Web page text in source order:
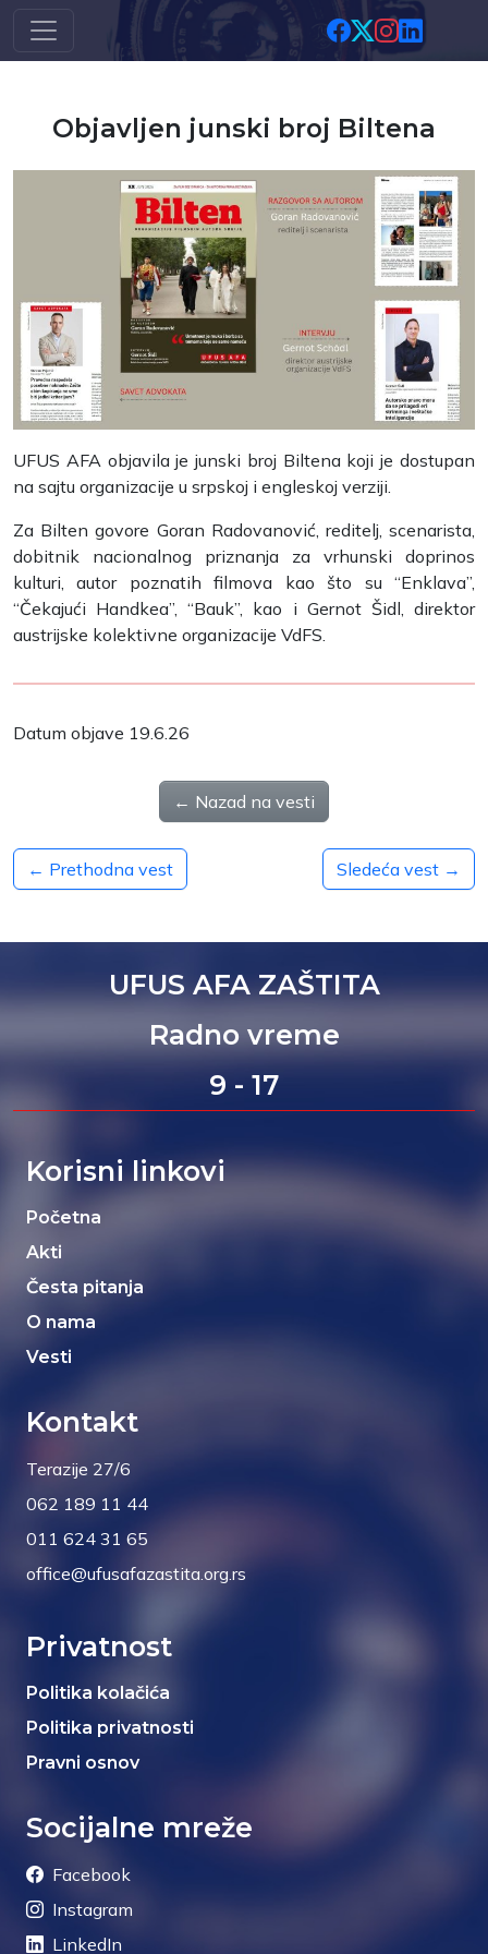
Skip to main content
Objavljen junski broj Biltena
UFUS AFA objavila je junski broj Biltena koji je dostupan
na sajtu organizacije u srpskoj i engleskoj verziji.
Za Bilten govore Goran Radovanović, reditelj, scenarista,
dobitnik nacionalnog priznanja za vrhunski doprinos
kulturi, autor poznatih filmova kao što su “Enklava”,
“Čekajući Handkea”, “Bauk”, kao i Gernot Šidl, direktor
austrijske kolektivne organizacije VdFS.
Datum objave 19.6.26
← Nazad na vesti
← Prethodna vest Sledeća vest →
UFUS AFA ZAŠTITA
Radno vreme
9 - 17
Korisni linkovi
Početna
Akti
Česta pitanja
O nama
Vesti
Kontakt
Terazije 27/6
062 189 11 44
011 624 31 65
office@ufusafazastita.org.rs
Privatnost
Politika kolačića
Politika privatnosti
Pravni osnov
Socijalne mreže
Facebook
Instagram
LinkedIn